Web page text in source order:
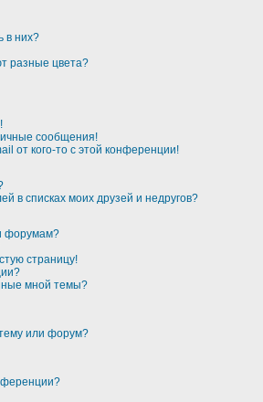
в них?
разные цвета?
сообщения!
от кого-то с этой конференции!
в списках моих друзей и недругов?
форумам?
страницу!
мной темы?
или форум?